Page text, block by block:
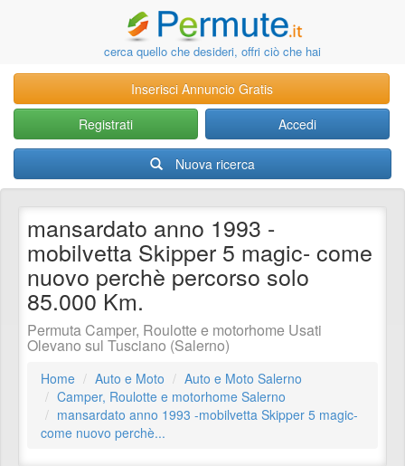
cerca quello che desideri, offri ciò che hai
Inserisci Annuncio Gratis
Registrati
Accedi
Nuova ricerca
mansardato anno 1993 -
mobilvetta Skipper 5 magic- come
nuovo perchè percorso solo
85.000 Km.
Permuta Camper, Roulotte e motorhome Usati
Olevano sul Tusciano (Salerno)
Home Auto e Moto
Auto e Moto Salerno
Camper, Roulotte e motorhome Salerno
mansardato anno 1993 -mobilvetta Skipper 5 magic-
come nuovo perchè...